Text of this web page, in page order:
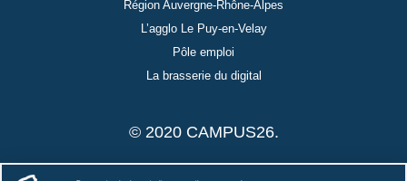
Région Auvergne-Rhône-Alpes
L’agglo Le Puy-en-Velay
Pôle emploi
La brasserie du digital
© 2020 CAMPUS26.